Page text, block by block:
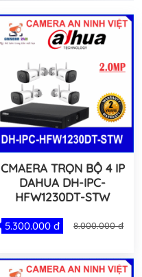
CMAERA TRỌN BỘ 4 IP
DAHUA DH-IPC-
HFW1230DT-STW
5.300.000 đ 8.000.000 đ